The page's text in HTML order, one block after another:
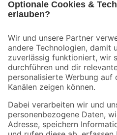
Der toom Newsletter: Keine Angebote
Zur Newsletter Anmeldung
Folge uns
Zahlungsarten